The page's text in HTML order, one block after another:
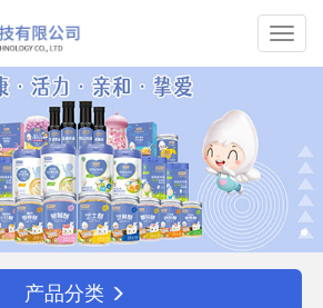
产品分类